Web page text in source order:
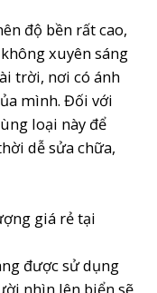
độ bền rất cao,
xuyên sáng
trời, nơi có ánh
mình. Đối với
loại này để
dễ sửa chữa,
giá rẻ tại
được sử dụng